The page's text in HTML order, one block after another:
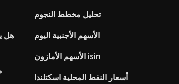
هل
تحليل مخطط النجوم
الأسهم الأجنبية اليوم
الأسهم الأمازون isin
أسعار النفط المحلية اسكتلندا